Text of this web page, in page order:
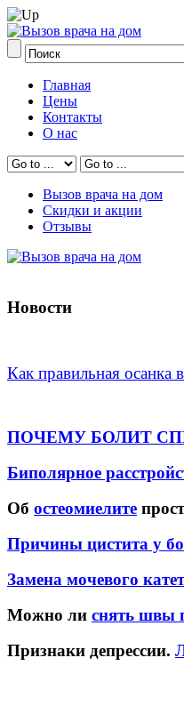
Главная
Цены
Контакты
О нас
Вызов врача на дом
Скидки и акции
Отзывы
Новости
Как правильная осанка
ПОЧЕМУ БОЛИТ
Биполярное
Об остеомиелите
Причины цистита у
Замена мочевого
Можно ли снять швы
Признаки депрессии.